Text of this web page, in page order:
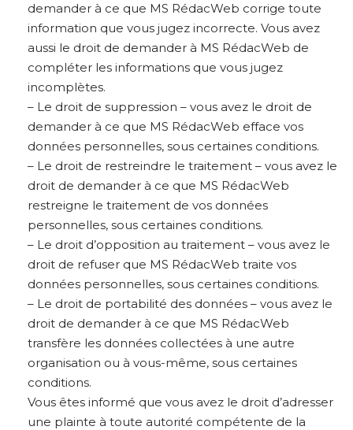
demander à ce que MS RédacWeb corrige toute
information que vous jugez incorrecte. Vous avez
aussi le droit de demander à MS RédacWeb de
compléter les informations que vous jugez
incomplètes.
– Le droit de suppression – vous avez le droit de
demander à ce que MS RédacWeb efface vos
données personnelles, sous certaines conditions.
– Le droit de restreindre le traitement – vous avez le
droit de demander à ce que MS RédacWeb
restreigne le traitement de vos données
personnelles, sous certaines conditions.
– Le droit d’opposition au traitement – vous avez le
droit de refuser que MS RédacWeb traite vos
données personnelles, sous certaines conditions.
– Le droit de portabilité des données – vous avez le
droit de demander à ce que MS RédacWeb
transfère les données collectées à une autre
organisation ou à vous-même, sous certaines
conditions.
Vous êtes informé que vous avez le droit d’adresser
une plainte à toute autorité compétente de la